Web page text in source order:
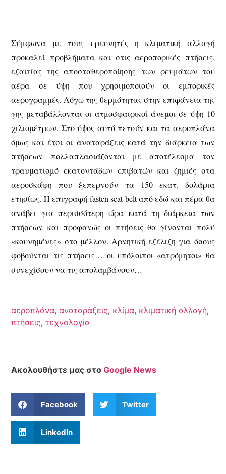
Σύμφωνα με τους ερευνητές η κλιματική αλλαγή
προκαλεί προβλήματα και στις αεροπορικές πτήσεις,
εξαιτίας της αποσταθεροποίησης των ρευμάτων του
αέρα σε ύψη που χρησιμοποιούν οι εμπορικές
αερογραμμές. Λόγω της θερμότητας στην επιφάνεια της
γης μεταβάλλονται οι ατμοσφαιρικοί άνεμοι σε ύψη 10
χιλιομέτρων. Στο ύψος αυτό πετούν και τα αεροπλάνα
όμως και έτσι οι αναταράξεις κατά την διάρκεια των
πτήσεων πολλαπλασιάζονται με αποτέλεσμα τον
τραυματισμό εκατοντάδων επιβατών και ζημιές στα
αεροσκάφη που ξεπερνούν τα 150 εκατ. δολάρια
ετησίως. H επιγραφή fasten seat belt από εδώ και πέρα θα
ανάβει για περισσότερη ώρα κατά τη διάρκεια των
πτήσεων και προφανώς οι πτήσεις θα γίνονται πολύ
«κουνημένες» στο μέλλον. Αρνητική εξέλιξη για όσους
φοβούνται τις πτήσεις… οι υπόλοιποι «ατρόμητοι» θα
συνεχίσουν να τις απολαμβάνουν…
αεροπλάνα,αναταράξεις, κλίμα, κλιματική αλλαγή,
πτήσεις,τεχνολογία
Ακολουθήστε μας στοGoogle News
Facebook Twitter
LinkedIn